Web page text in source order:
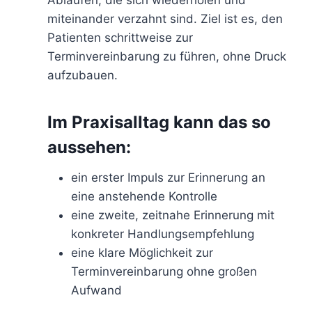
miteinander verzahnt sind. Ziel ist es, den
Patienten schrittweise zur
Terminvereinbarung zu führen, ohne Druck
aufzubauen.
Im Praxisalltag kann das so
aussehen:
ein erster Impuls zur Erinnerung an
eine anstehende Kontrolle
eine zweite, zeitnahe Erinnerung mit
konkreter Handlungsempfehlung
eine klare Möglichkeit zur
Terminvereinbarung ohne großen
Aufwand